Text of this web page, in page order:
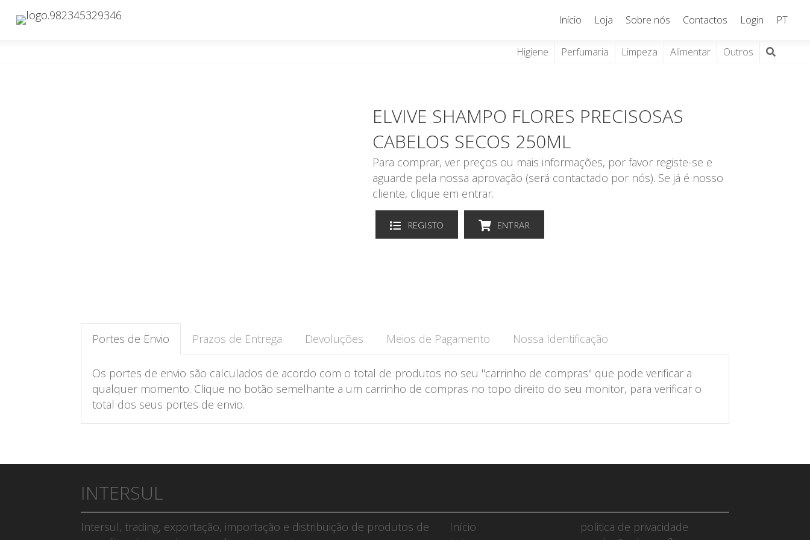
Início Loja Sobre nós Contactos Login PT
Higiene Perfumaria Limpeza Alimentar Outros
ELVIVE SHAMPO FLORES PRECISOSAS
CABELOS SECOS 250ML
Para comprar, ver preços ou mais informações, por favor registe-se e
aguarde pela nossa aprovação (será contactado por nós). Se já é nosso
cliente, clique em entrar.
REGISTO ENTRAR
Portes de Envio Prazos de Entrega Devoluções Meios de Pagamento Nossa Identificação
Os portes de envio são calculados de acordo com o total de produtos no seu "carrinho de compras" que pode verificar a
qualquer momento. Clique no botão semelhante a um carrinho de compras no topo direito do seu monitor, para verificar o
total dos seus portes de envio.
INTERSUL
Intersul, trading, exportação, importação e distribuição de produtos de
Início
politica de privacidade